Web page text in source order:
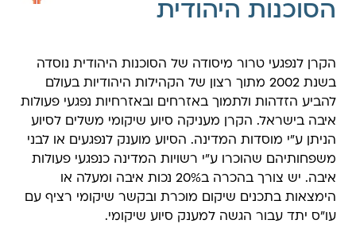
הסוכנות היהודית
הקרן לנפגעי טרור מיסודה של הסוכנות היהודית נוסדה
בשנת 2002 מתוך רצון של הקהילות היהודיות בעולם
להביע הזדהות ולתמוך באזרחים ובאזרחיות נפגעי פעולות
איבה בישראל. הקרן מעניקה סיוע שיקומי משלים לסיוע
הניתן ע״י מוסדות המדינה. הסיוע מוענק לנפגעים או לבני
משפחותיהם שהוכרו ע”י רשויות המדינה כנפגעי פעולות
איבה. יש צורך בהכרה ב20% נכות איבה ומעלה או
הימצאות בתכנים שיקום מוכרת ובקשר שיקומי רציף עם
עו"ס יתד עבור הגשה למענק סיוע שיקומי.